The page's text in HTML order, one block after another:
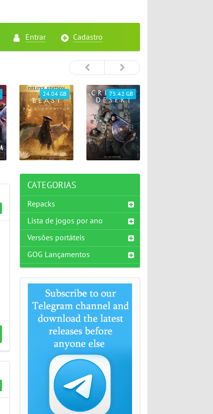
Entrar Cadastro
75.42 GB 5.45 GB
CATEGORIAS
Repacks
Lista de jogos por ano
Versões portáteis
GOG Lançamentos